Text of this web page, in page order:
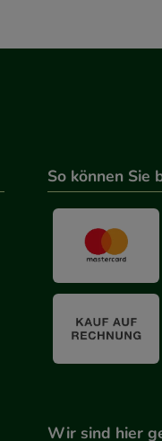
So können Sie
Wir sind hier